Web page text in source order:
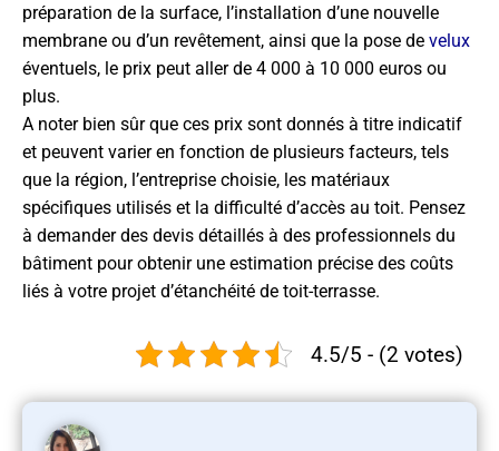
préparation de la surface, l’installation d’une nouvelle
membrane ou d’un revêtement, ainsi que la pose de velux
éventuels, le prix peut aller de 4 000 à 10 000 euros ou
plus.
A noter bien sûr que ces prix sont donnés à titre indicatif
et peuvent varier en fonction de plusieurs facteurs, tels
que la région, l’entreprise choisie, les matériaux
spécifiques utilisés et la difficulté d’accès au toit. Pensez
à demander des devis détaillés à des professionnels du
bâtiment pour obtenir une estimation précise des coûts
liés à votre projet d’étanchéité de toit-terrasse.
4.5/5 - (2 votes)